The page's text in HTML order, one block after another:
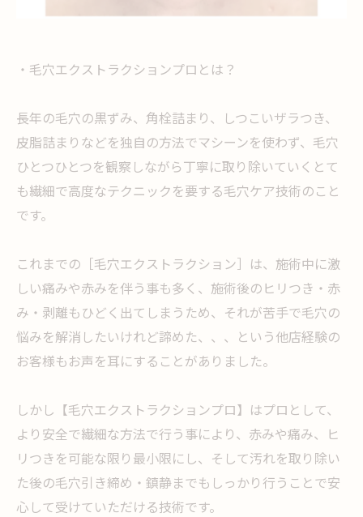
・毛穴エクストラクションプロとは？
長年の毛穴の黒ずみ、角栓詰まり、しつこいザラつき、
皮脂詰まりなどを独自の方法でマシーンを使わず、毛穴
ひとつひとつを観察しながら丁寧に取り除いていくとて
も繊細で高度なテクニックを要する毛穴ケア技術のこと
です。
これまでの［毛穴エクストラクション］は、施術中に激
しい痛みや赤みを伴う事も多く、施術後のヒリつき・赤
み・剥離もひどく出てしまうため、それが苦手で毛穴の
悩みを解消したいけれど諦めた、、、という他店経験の
お客様もお声を耳にすることがありました。
しかし【毛穴エクストラクションプロ】はプロとして、
より安全で繊細な方法で行う事により、赤みや痛み、ヒ
リつきを可能な限り最小限にし、そして汚れを取り除い
た後の毛穴引き締め・鎮静までもしっかり行うことで安
心して受けていただける技術です。